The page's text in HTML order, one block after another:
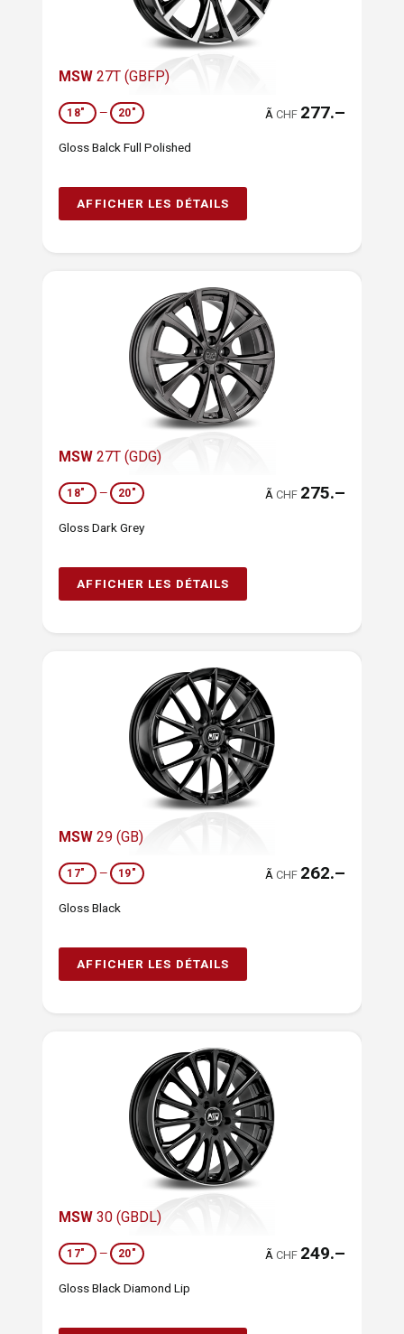
MSW 27T (GBFP)
18" — 20" ÃCHF 277.–
Gloss Balck Full Polished
AFFICHER LES DÉTAILS
MSW 27T (GDG)
18" — 20" ÃCHF 275.–
Gloss Dark Grey
AFFICHER LES DÉTAILS
MSW 29 (GB)
17" — 19" ÃCHF 262.–
Gloss Black
AFFICHER LES DÉTAILS
MSW 30 (GBDL)
17" — 20" ÃCHF 249.–
Gloss Black Diamond Lip